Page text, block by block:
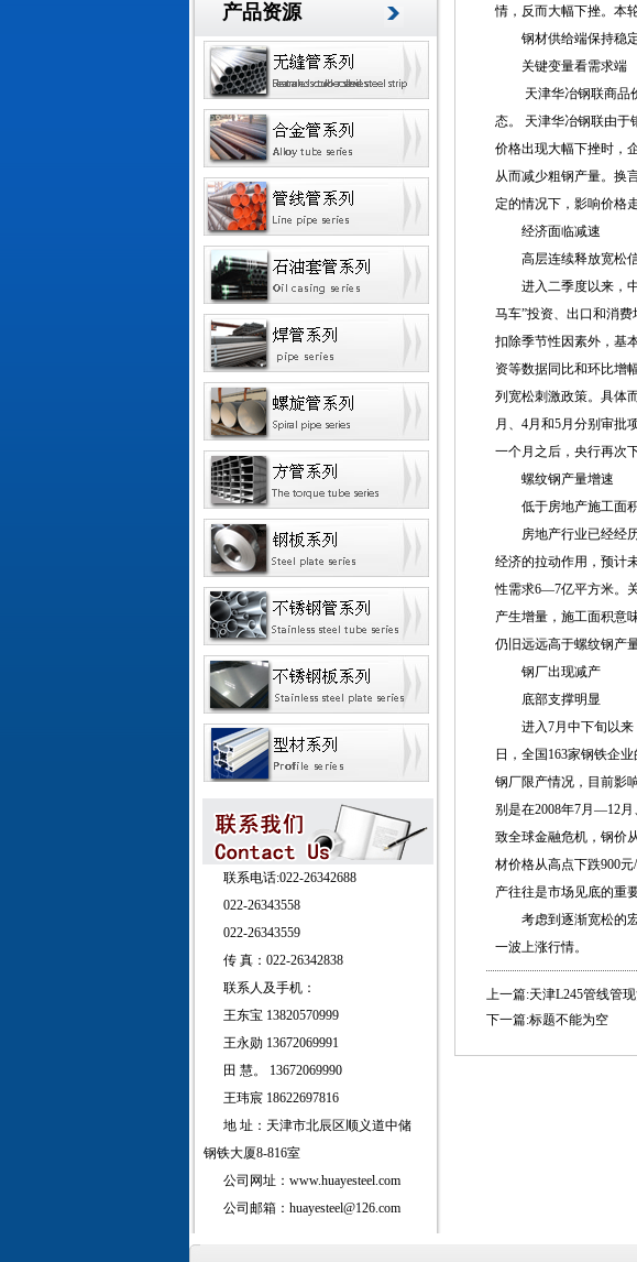
产品资源
联系电话:022-26342688
022-26343558
022-26343559
传 真：022-26342838
联系人及手机：
王东宝 13820570999
王永勋 13672069991
田 慧。 13672069990
王玮宸 18622697816
地 址：天津市北辰区顺义道中储
钢铁大厦8-816室
公司网址：www.huayesteel.com
公司邮箱：huayesteel@126.com
情，反而大幅下挫。本
钢材供给端保持稳
关键变量看需求端
天津华冶钢联商品价
态。 天津华冶钢联由于
价格出现大幅下挫时，
从而减少粗钢产量。换
定的情况下，影响价格
经济面临减速
高层连续释放宽松
进入二季度以来，中
马车”投资、出口和消
扣除季节性因素外，基
资等数据同比和环比增
列宽松刺激政策。具体
月、4月和5月分别审批
一个月之后，央行再次
螺纹钢产量增速
低于房地产施工面
房地产行业已经经历
经济的拉动作用，预计
性需求6—7亿平方米。
产生增量，施工面积意
仍旧远远高于螺纹钢产
钢厂出现减产
底部支撑明显
进入7月中下旬以来，
日，全国163家钢铁企
钢厂限产情况，目前影
别是在2008年7月—12月
致全球金融危机，钢价
材价格从高点下跌900元
产往往是市场见底的重
考虑到逐渐宽松的宏
一波上涨行情。
上一篇:天津L245管线管
下一篇:标题不能为空